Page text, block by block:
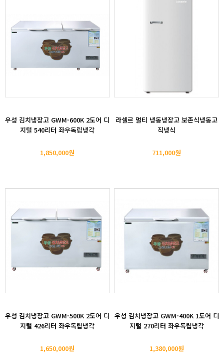
우성 김치냉장고 GWM-600K 2도어 디
지털 540리터 좌우독립냉각
1,850,000원
라셀르 멀티 냉동냉장고 보존식냉동고
직냉식
711,000원
우성 김치냉장고 GWM-500K 2도어 디
지털 426리터 좌우독립냉각
1,650,000원
우성 김치냉장고 GWM-400K 1도어 디
지털 270리터 좌우독립냉각
1,380,000원